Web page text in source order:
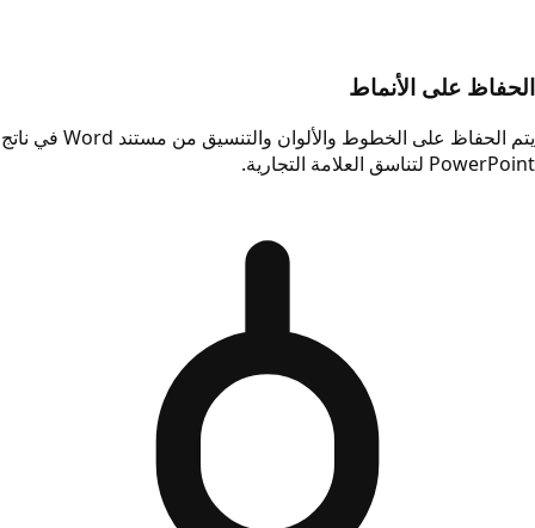
الحفاظ على الأنماط
يتم الحفاظ على الخطوط والألوان والتنسيق من مستند Word في ناتج
PowerPoint لتناسق العلامة التجارية.